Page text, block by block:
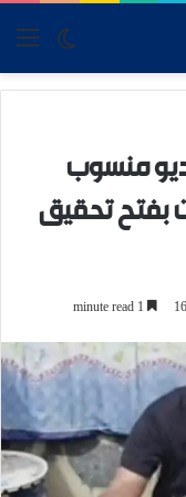
skin
منسوب
بفتح تحقيق